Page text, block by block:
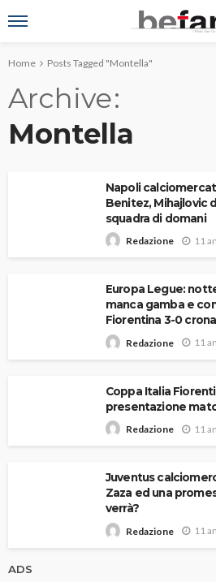
Home Posts Tagged "Montella"
Archive
Montella
Napoli
Benitez, Mihajlovic
squadra di domani
Redazione 11
Europa Legue:
manca gamba e
Fiorentina 3-0
Redazione 11
Coppa Italia
presentazione
Redazione 11
Juventus
Zaza ed una
verrà?
Redazione 11
ADS